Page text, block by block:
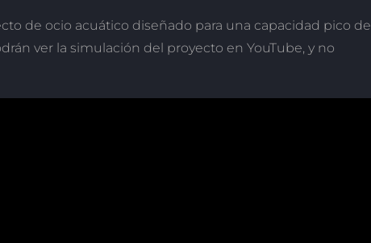
de ocio acuático diseñado para una capacidad pico de
ver la simulación del proyecto en YouTube, y no